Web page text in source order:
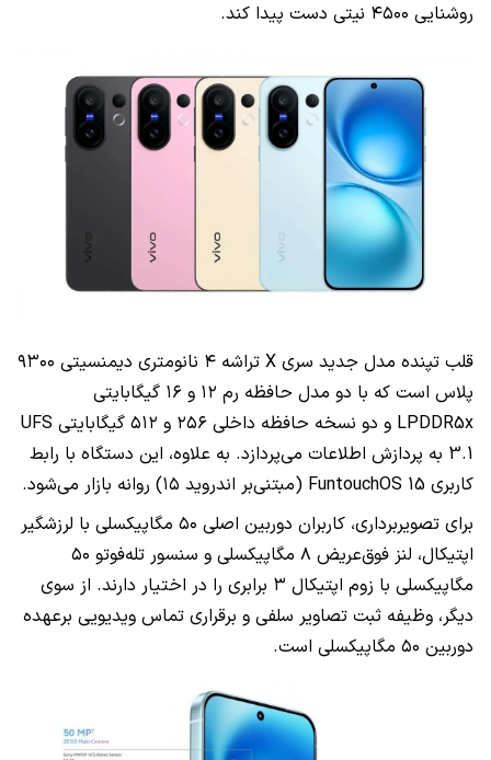
روشنایی ۴۵۰۰ نیتی دست پیدا کند.
قلب تپنده مدل جدید سری X تراشه ۴ نانومتری دیمنسیتی ۹۳۰۰
پلاس است که با دو مدل حافظه رم ۱۲ و ۱۶ گیگابایتی
LPDDR5x و دو نسخه حافظه داخلی ۲۵۶ و ۵۱۲ گیگابایتی UFS
3.1 به پردازش اطلاعات می‌پردازد. به علاوه، این دستگاه با رابط
کاربری FuntouchOS 15 (مبتنی‌بر اندروید ۱۵) روانه بازار می‌شود.
برای تصویربرداری، کاربران دوربین اصلی ۵۰ مگاپیکسلی با لرزشگیر
اپتیکال، لنز فوق‌عریض ۸ مگاپیکسلی و سنسور تله‌فوتو ۵۰
مگاپیکسلی با زوم اپتیکال ۳ برابری را در اختیار دارند. از سوی
دیگر، وظیفه ثبت تصاویر سلفی و برقراری تماس ویدیویی برعهده
دوربین ۵۰ مگاپیکسلی است.